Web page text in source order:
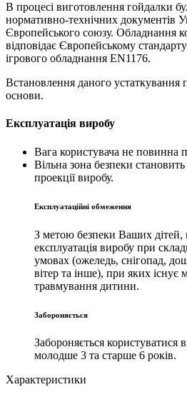
В процесі виготовлення гойдалки
нормативно-технічних документів
Європейського союзу. Обладнання
відповідає Європейському
ігрового обладнання EN1176.
Встановлення даного устаткування
основи.
Експлуатація виробу
Вага користувача не повинна
Вільна зона безпеки
проекції виробу.
Експлуатаційні обмеження
З метою безпеки Ваших дітей,
експлуатація виробу при
умовах (ожеледь, снігопад,
вітер та інше), при яких існує
травмування дитини.
Забороняється
Забороняється користуватися
молодше 3 та старше 6 років.
Характеристики